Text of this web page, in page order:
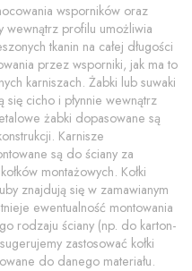
wsporników oraz
wewnątrz profilu umożliwia
tkanin na całej długości
przez wsporniki, jak ma to
karniszach. Żabki lub suwaki
się cicho i płynnie wewnątrz
żabki dopasowane są
Karnisze
są do ściany za
montażowych. Kołki
znajdują się w zamawianym
ewentualność montowania
rodzaju ściany (np. do karton-
zastosować kołki
do danego materiału.